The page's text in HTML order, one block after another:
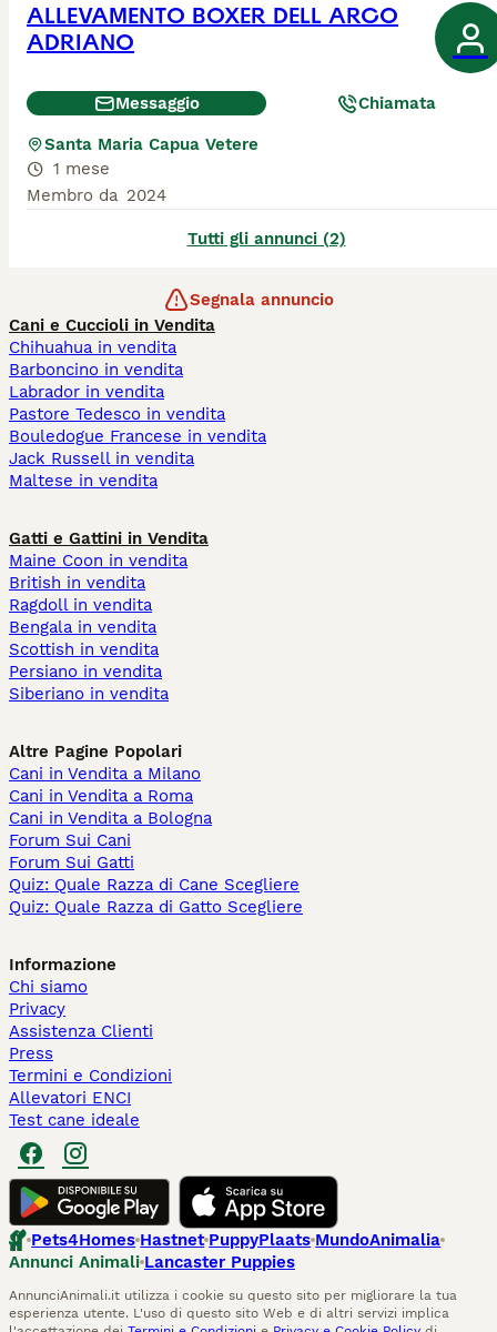
ALLEVAMENTO BOXER DELL ARCO
ADRIANO
Messaggio Chiamata
Santa Maria Capua Vetere
1 mese
Membro da 2024
Tutti gli annunci (2)
Segnala annuncio
Cani e Cuccioli in Vendita
Chihuahua in vendita
Barboncino in vendita
Labrador in vendita
Pastore Tedesco in vendita
Bouledogue Francese in vendita
Jack Russell in vendita
Maltese in vendita
Gatti e Gattini in Vendita
Maine Coon in vendita
British in vendita
Ragdoll in vendita
Bengala in vendita
Scottish in vendita
Persiano in vendita
Siberiano in vendita
Altre Pagine Popolari
Cani in Vendita a Milano
Cani in Vendita a Roma
Cani in Vendita a Bologna
Forum Sui Cani
Forum Sui Gatti
Quiz: Quale Razza di Cane Scegliere
Quiz: Quale Razza di Gatto Scegliere
Informazione
Chi siamo
Privacy
Assistenza Clienti
Press
Termini e Condizioni
Allevatori ENCI
Test cane ideale
Pets4Homes Hastnet PuppyPlaats MundoAnimalia
Annunci Animali Lancaster Puppies
AnnunciAnimali.it utilizza i cookie su questo sito per migliorare la tua
esperienza utente. L'uso di questo sito Web e di altri servizi implica